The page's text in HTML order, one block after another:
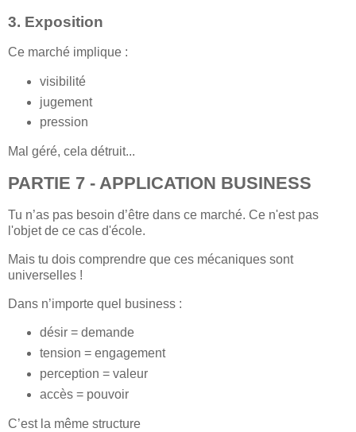
3. Exposition
Ce marché implique :
visibilité
jugement
pression
Mal géré, cela détruit...
PARTIE 7 - APPLICATION BUSINESS
Tu n’as pas besoin d’être dans ce marché. Ce n'est pas
l'objet de ce cas d'école.
Mais tu dois comprendre que ces mécaniques sont
universelles !
Dans n’importe quel business :
désir = demande
tension = engagement
perception = valeur
accès = pouvoir
C’est la même structure